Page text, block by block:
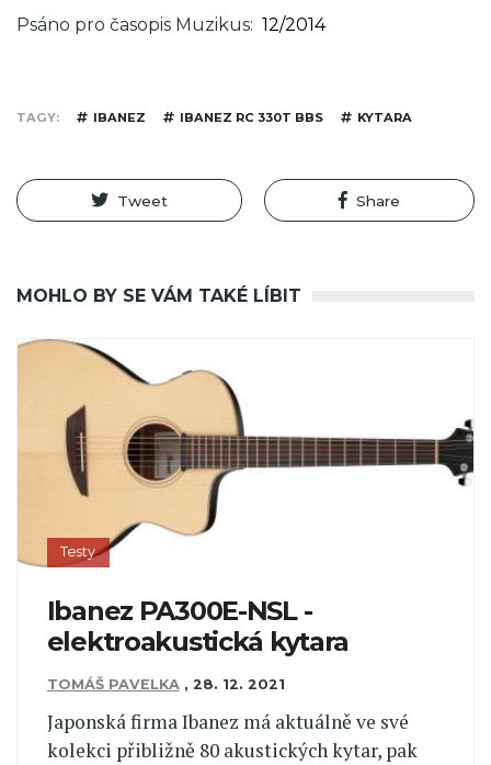
Psáno pro časopis Muzikus 12/2014
TAGY IBANEZ IBANEZ RC 330T BBS KYTARA
Tweet Share
MOHLO BY SE VÁM TAKÉ LÍBIT
Testy
Ibanez PA300E-NSL -
elektroakustická kytara
TOMÁŠ PAVELKA , 28. 12. 2021
Japonská firma Ibanez má aktuálně ve své
kolekci přibližně 80 akustických kytar, pak